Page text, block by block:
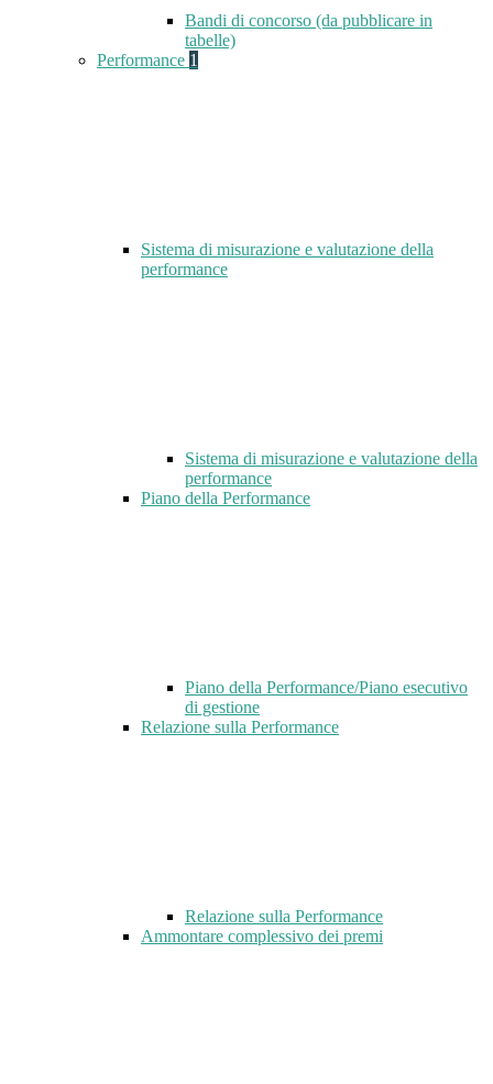
Bandi di concorso (da pubblicare in
tabelle)
Performance 1
Sistema di misurazione e valutazione della
performance
Sistema di misurazione e valutazione della
performance
Piano della Performance
Piano della Performance/Piano esecutivo
di gestione
Relazione sulla Performance
Relazione sulla Performance
Ammontare complessivo dei premi